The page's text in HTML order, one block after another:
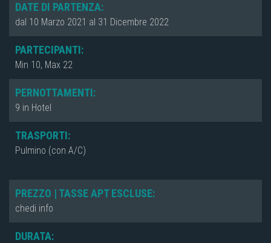
DATE DI PARTENZA:
dal 10 Marzo 2021 al 31 Dicembre 2022
PARTECIPANTI:
Min 10, Max 22
PERNOTTAMENTI:
9 in Hotel
TRASPORTI:
Pulmino (con A/C)
PREZZO | TASSE APT ESCLUSE:
chedi info
DURATA: